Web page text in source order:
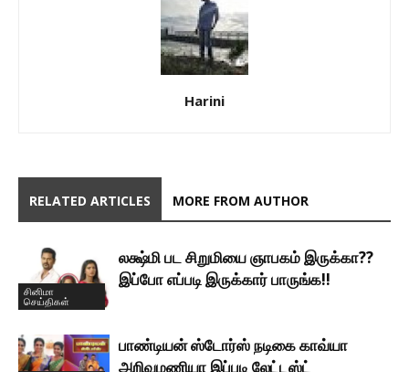
Harini
RELATED ARTICLES MORE FROM AUTHOR
சினிமா
செய்திகள்
லக்ஷ்மி பட சிறுமியை ஞாபகம் இருக்கா??
இப்போ எப்படி இருக்கார் பாருங்க!!
பாண்டியன் ஸ்டோர்ஸ் நடிகை காவ்யா
அறிவுமணியா இப்படி லேட்டஸ்ட்